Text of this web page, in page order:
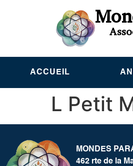
ACCUEIL
L Petit
MONDES
462 rte de la